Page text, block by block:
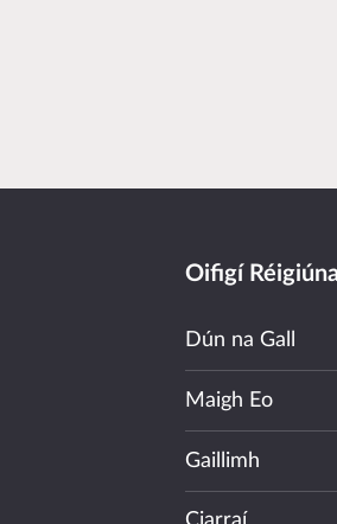
Oifigí
Dún na Gall
Maigh Eo
Gaillimh